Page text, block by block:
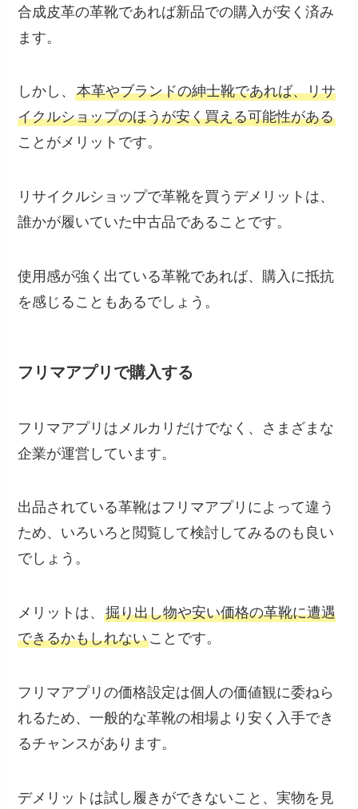
合成皮革の革靴であれば新品での購入が安く済み
ます。
しかし、本革やブランドの紳士靴であれば、リサ
イクルショップのほうが安く買える可能性がある
ことがメリットです。
リサイクルショップで革靴を買うデメリットは、
誰かが履いていた中古品であることです。
使用感が強く出ている革靴であれば、購入に抵抗
を感じることもあるでしょう。
フリマアプリで購入する
フリマアプリはメルカリだけでなく、さまざまな
企業が運営しています。
出品されている革靴はフリマアプリによって違う
ため、いろいろと閲覧して検討してみるのも良い
でしょう。
メリットは、掘り出し物や安い価格の革靴に遭遇
できるかもしれないことです。
フリマアプリの価格設定は個人の価値観に委ねら
れるため、一般的な革靴の相場より安く入手でき
るチャンスがあります。
デメリットは試し履きができないこと、実物を見